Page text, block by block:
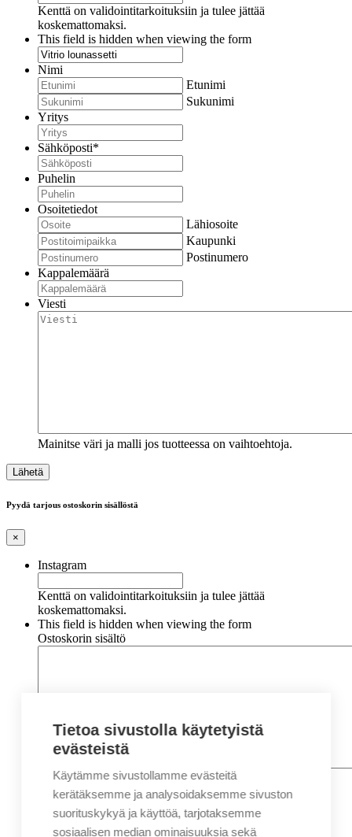
Kenttä on validointitarkoituksiin ja tulee jättää
koskemattomaksi.
This field is hidden when viewing the form
Nimi
Etunimi
Sukunimi
Yritys
Sähköposti*
Puhelin
Osoitetiedot
Lähiosoite
Kaupunki
Postinumero
Kappalemäärä
Viesti
Mainitse väri ja malli jos tuotteessa on vaihtoehtoja.
Pyydä tarjous ostoskorin sisällöstä
×
Instagram
Kenttä on validointitarkoituksiin ja tulee jättää
koskemattomaksi.
This field is hidden when viewing the form
Ostoskorin sisältö
Nimi*
Etunimi
Sukunimi
Tietoa sivustolla käytetyistä
evästeistä
Käytämme sivustollamme evästeitä
kerätäksemme ja analysoidaksemme sivuston
suorituskykyä ja käyttöä, tarjotaksemme
sosiaalisen median ominaisuuksia sekä